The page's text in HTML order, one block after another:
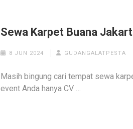
Sewa Karpet Buana
8 JUN 2024 GUDANGALATPESTA
Masih bingung cari tempat sewa
event Anda hanya CV …